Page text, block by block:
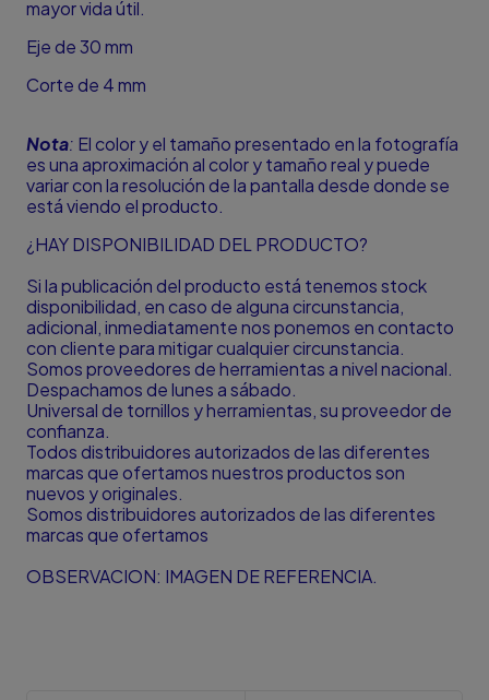
mayor vida útil.
Eje de 30 mm
Corte de 4 mm
Nota: El color y el tamaño presentado en la fotografía
es una aproximación al color y tamaño real y puede
variar con la resolución de la pantalla desde donde se
está viendo el producto.
¿HAY DISPONIBILIDAD DEL PRODUCTO?
Si la publicación del producto está tenemos stock
disponibilidad, en caso de alguna circunstancia,
adicional, inmediatamente nos ponemos en contacto
con cliente para mitigar cualquier circunstancia.
Somos proveedores de herramientas a nivel nacional.
Despachamos de lunes a sábado.
Universal de tornillos y herramientas, su proveedor de
confianza.
Todos distribuidores autorizados de las diferentes
marcas que ofertamos nuestros productos son
nuevos y originales.
Somos distribuidores autorizados de las diferentes
marcas que ofertamos
OBSERVACION: IMAGEN DE REFERENCIA.